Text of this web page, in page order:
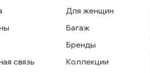
связь
Для женщин
Багаж
Бренды
Коллекции